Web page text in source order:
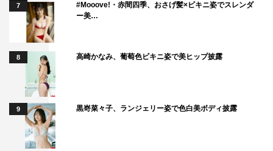
そんな夢野のピュアな心で人と向き合う姿は、人間として
憧れるすてきな少年だなと感じました。
『スメルズ ライク グリーン スピリット』ぜひご覧くださ
い！
番組情報
ドラマフィル『スメルズ ライク グリーン スピリット』
MBS：2024年9月19日（木）スタート
7
#Mooove!・赤間四季、おさげ髪×ビキニ姿でスレンダ
ー美…
8 高崎かなみ、葡萄色ビキニ姿で美ヒップ披露
9 黒嵜菜々子、ランジェリー姿で色白美ボディ披露